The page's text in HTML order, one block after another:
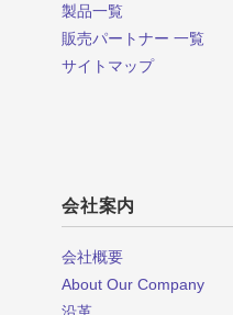
製品一覧
販売パートナー 一覧
サイトマップ
会社案内
会社概要
About Our Company
沿革